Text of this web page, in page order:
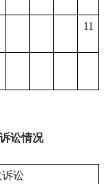
11
讼情况
讼